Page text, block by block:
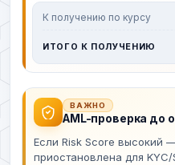
К получению по курсу
ИТОГО К ПОЛУЧЕНИЮ
ВАЖНО
AML-проверка до
Если Risk Score высокий
приостановлена для